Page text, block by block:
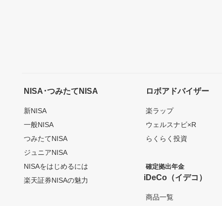
NISA･つみたてNISA
新NISA
一般NISA
つみたてNISA
ジュニアNISA
NISAをはじめるには
楽天証券NISAの魅力
ロボアドバイザー
楽ラップ
ウェルスナビ×R
らくらく投資
確定拠出年金
iDeCo（イデコ）
商品一覧